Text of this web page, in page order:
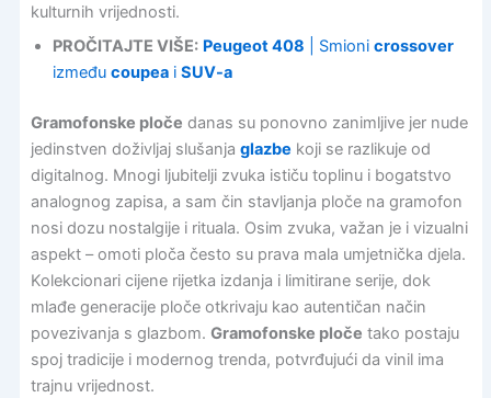
kulturnih vrijednosti.
PROČITAJTE VIŠE: Peugeot 408 | Smioni crossover
između coupeai SUV-a
Gramofonske ploče danas su ponovno zanimljive jer nude
jedinstven doživljaj slušanja glazbe koji se razlikuje od
digitalnog. Mnogi ljubitelji zvuka ističu toplinu i bogatstvo
analognog zapisa, a sam čin stavljanja ploče na gramofon
nosi dozu nostalgije i rituala. Osim zvuka, važan je i vizualni
aspekt – omoti ploča često su prava mala umjetnička djela.
Kolekcionari cijene rijetka izdanja i limitirane serije, dok
mlađe generacije ploče otkrivaju kao autentičan način
povezivanja s glazbom. Gramofonske ploče tako postaju
spoj tradicije i modernog trenda, potvrđujući da vinil ima
trajnu vrijednost.